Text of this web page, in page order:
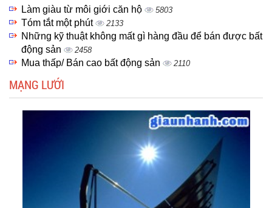
Làm giàu từ môi giới căn hộ 5803
Tóm tắt một phút 2133
Những kỹ thuật không mất gì hàng đầu để bán được bất
động sản
2458
Mua thấp/ Bán cao bất động sản 2110
MẠNG LƯỚI